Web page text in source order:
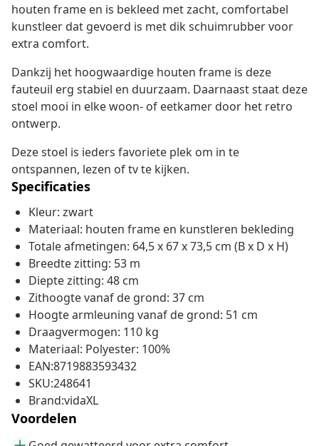
houten frame en is bekleed met zacht, comfortabel
kunstleer dat gevoerd is met dik schuimrubber voor
extra comfort.
Dankzij het hoogwaardige houten frame is deze
fauteuil erg stabiel en duurzaam. Daarnaast staat deze
stoel mooi in elke woon- of eetkamer door het retro
ontwerp.
Deze stoel is ieders favoriete plek om in te
ontspannen, lezen of tv te kijken.
Specificaties
Kleur: zwart
Materiaal: houten frame en kunstleren bekleding
Totale afmetingen: 64,5 x 67 x 73,5 cm (B x D x H)
Breedte zitting: 53 m
Diepte zitting: 48 cm
Zithoogte vanaf de grond: 37 cm
Hoogte armleuning vanaf de grond: 51 cm
Draagvermogen: 110 kg
Materiaal: Polyester: 100%
EAN:8719883593432
SKU:248641
Brand:vidaXL
Voordelen